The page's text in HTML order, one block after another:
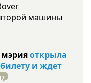
машины
мэрияоткрыла
и ждет